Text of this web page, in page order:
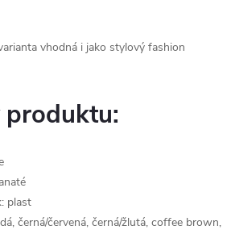
vhodná i jako stylový fashion
produktu:
plast
černá/červená, černá/žlutá, coffee brown,